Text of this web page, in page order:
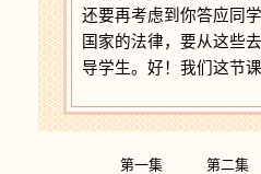
还要再考虑到你答应同
国家的法律，要从这些
导学生。好！我们这节
第一集 第二集